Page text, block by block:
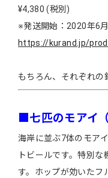
¥4,380 (税別)
※発送開始：2020年6月
https://kurand.jp/
もちろん、それぞれの
■七匹のモアイ
海岸に並ぶ7体のモア
トビールです。特別
す。ホップが効いたフ